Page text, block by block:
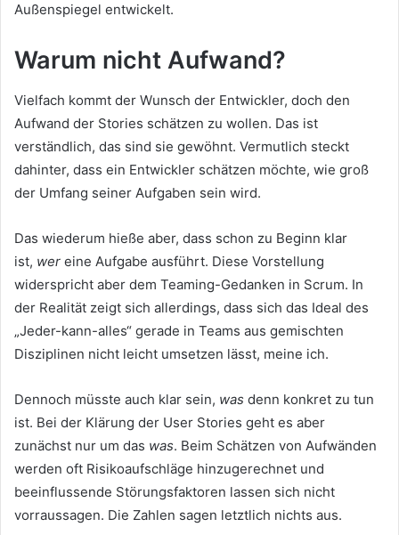
Außenspiegel entwickelt.
Warum nicht Aufwand?
Vielfach kommt der Wunsch der Entwickler, doch den
Aufwand der Stories schätzen zu wollen. Das ist
verständlich, das sind sie gewöhnt. Vermutlich steckt
dahinter, dass ein Entwickler schätzen möchte, wie groß
der Umfang seiner Aufgaben sein wird.
Das wiederum hieße aber, dass schon zu Beginn klar
ist, wer eine Aufgabe ausführt. Diese Vorstellung
widerspricht aber dem Teaming-Gedanken in Scrum. In
der Realität zeigt sich allerdings, dass sich das Ideal des
„Jeder-kann-alles“ gerade in Teams aus gemischten
Disziplinen nicht leicht umsetzen lässt, meine ich.
Dennoch müsste auch klar sein, was denn konkret zu tun
ist. Bei der Klärung der User Stories geht es aber
zunächst nur um das was. Beim Schätzen von Aufwänden
werden oft Risikoaufschläge hinzugerechnet und
beeinflussende Störungsfaktoren lassen sich nicht
vorraussagen. Die Zahlen sagen letztlich nichts aus.